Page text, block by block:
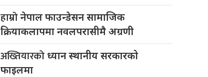
हाम्रोनेपाल फाउन्डेसन सामाजिक
क्रियाकलापमा नवलपरासीमै अग्रणी
अख्तियारको ध्यान स्थानीय सरकारको
फाइलमा